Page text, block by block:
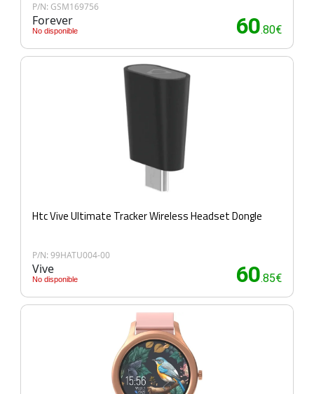
P/N: GSM169756
Forever
No disponible 60.80€
Htc Vive Ultimate Tracker Wireless Headset Dongle
P/N: 99HATU004-00
Vive
No disponible 60.85€